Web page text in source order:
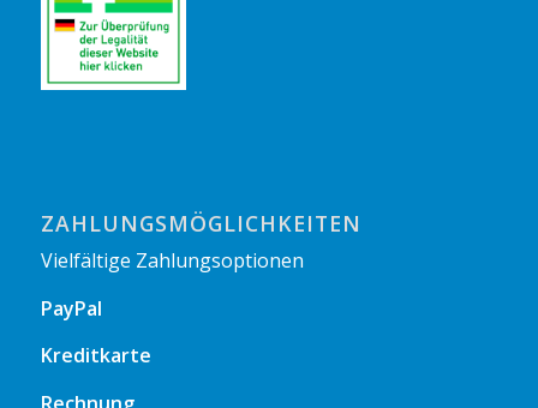
ZAHLUNGSMÖGLICHKEITEN
Vielfältige Zahlungsoptionen
PayPal
Kreditkarte